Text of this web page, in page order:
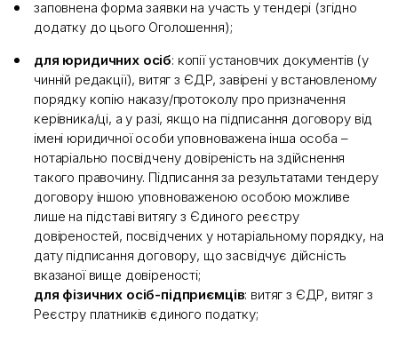
заповнена форма заявки на участь у тендері (згідно
додатку до цього Оголошення);
для юридичних осіб: копії установчих документів (у
чинній редакції), витяг з ЄДР, завірені у встановленому
порядку копію наказу/протоколу про призначення
керівника/ці, а у разі, якщо на підписання договору від
імені юридичної особи уповноважена інша особа –
нотаріально посвідчену довіреність на здійснення
такого правочину. Підписання за результатами тендеру
договору іншою уповноваженою особою можливе
лише на підставі витягу з Єдиного реєстру
довіреностей, посвідчених у нотаріальному порядку, на
дату підписання договору, що засвідчує дійсність
вказаної вище довіреності;
для фізичних осіб-підприємців: витяг з ЄДР, витяг з
Реєстру платників єдиного податку;